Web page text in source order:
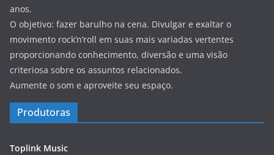
anos.
O objetivo: fazer barulho na cena. Divulgar e exaltar o
movimento rock’n’roll em suas mais variadas vertentes
proporcionando conhecimento, diversão e uma visão
criteriosa sobre os assuntos relacionados.
Aumente o som e aproveite seu espaço.
Produtoras
Toplink Music